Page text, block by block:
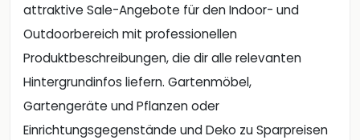
attraktive Sale-Angebote für den Indoor- und
Outdoorbereich mit professionellen
Produktbeschreibungen, die dir alle relevanten
Hintergrundinfos liefern. Gartenmöbel,
Gartengeräte und Pflanzen oder
Einrichtungsgegenstände und Deko zu Sparpreisen